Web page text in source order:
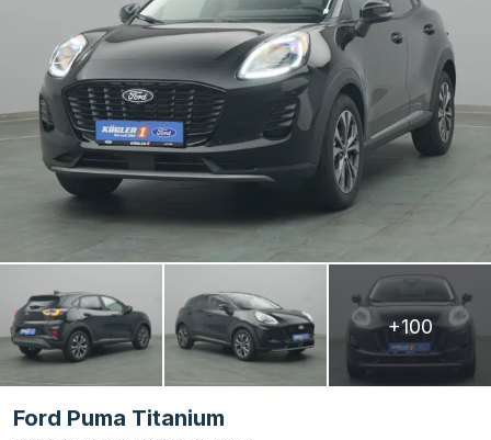
+100
Ford Puma Titanium